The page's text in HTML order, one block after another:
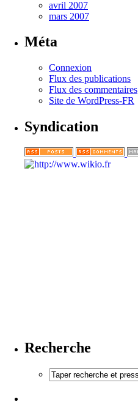
avril 2007
mars 2007
Méta
Connexion
Flux des publications
Flux des commentaires
Site de WordPress-FR
Syndication
Recherche